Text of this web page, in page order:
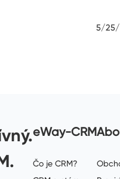
5/25/
eWay-CRM
Čo je CRM?